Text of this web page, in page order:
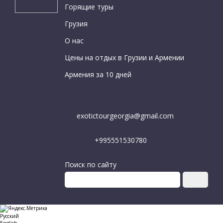
Горящие туры
Грузия
О нас
Цены на отдых в Грузии и Армении
Армения за 10 дней
exotictourgeorgia@gmail.com
+995551530780
Поиск по сайту
Русский